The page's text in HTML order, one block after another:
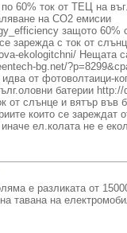
60% ток от ТЕЦ на
на СО2 емисии
защото 60%
зарежда с ток от
ekologitchni/ Нещата
bg.net/
от фотоволтаици-
батерии
от слънце и вятър във
които се зареждат
ел.колата не е
е разликата от
тавана на